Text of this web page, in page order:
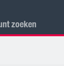
zoeken